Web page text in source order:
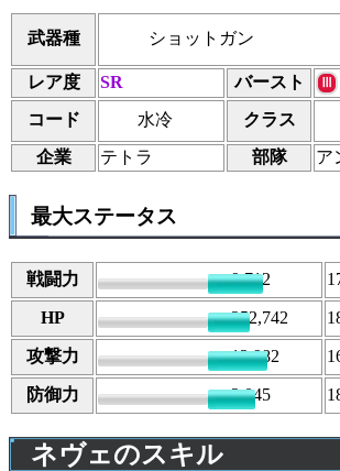
武器種 ショットガン
レア度 SR バースト
コード 水冷 クラス
企業 テトラ 部隊 ア
最大ステータス
戦闘力 9,712
HP 252,742
攻撃力 12,982
防御力 2,045
ネヴェのスキル